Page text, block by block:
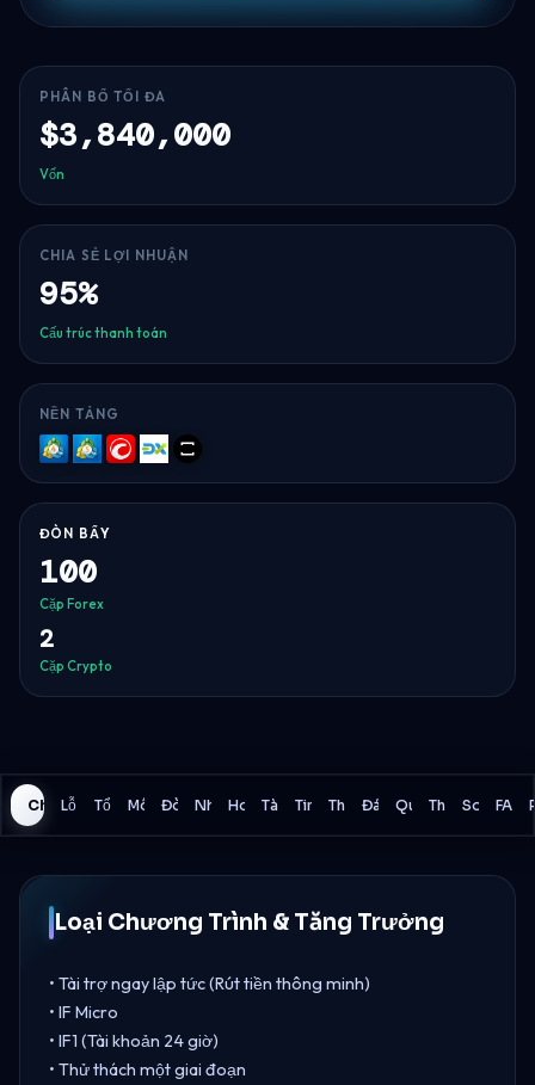
PHÂN BỔ TỐI ĐA
$3,840,000
Vốn
CHIA SẺ LỢI NHUẬN
95%
Cấu trúc thanh toán
NỀN TẢNG
MT4MT5cTrader
DXtradeTradeLocker
ĐÒN BẨY
100
Cặp Forex
2
Cặp Crypto
Chương trình
Lỗ hàng ngày
Tổng lỗMô hình giảm giá
Đòn bẩyNhà môi giới
Hoa hồng
Tài sảnTin tức Giao dịch
Thanh toán
Đánh giáQuy tắc Giao dịch
Thông Tin Khác
So Sánh
FAQ
Loại Chương Trình & Tăng Trưởng
• Tài trợ ngay lập tức (Rút tiền thông minh)
• IF Micro
• IF1 (Tài khoản 24 giờ)
• Thử thách một giai đoạn